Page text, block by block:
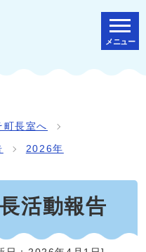
メニュー
町長室へ
2026年
活動報告